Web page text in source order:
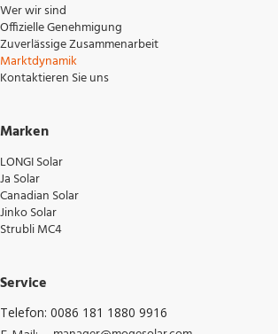
Wer wir sind
Offizielle Genehmigung
Zuverlässige Zusammenarbeit
Marktdynamik
Kontaktieren Sie uns
Marken
LONGI Solar
Ja Solar
Canadian Solar
Jinko Solar
Strubli MC4
Service
Telefon: 0086 181 1880 9916